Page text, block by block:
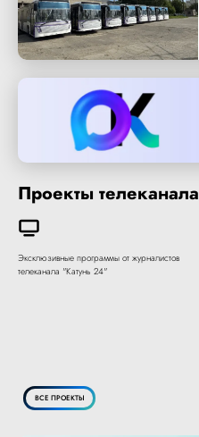
Проекты телеканала
Эксклюзивные программы от журналистов
телеканала "Катунь 24"
ВСЕ ПРОЕКТЫ